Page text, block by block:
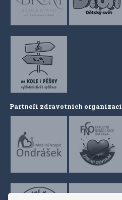
Partneři zdravotních organizací